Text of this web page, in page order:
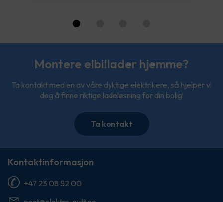
Montere elbillader hjemme?
Ta kontakt med en av våre dyktige elektrikere, så hjelper vi
deg å finne riktige ladeløsning for din bolig!
Ta kontakt
Kontaktinformasjon
+47 23 08 52 00